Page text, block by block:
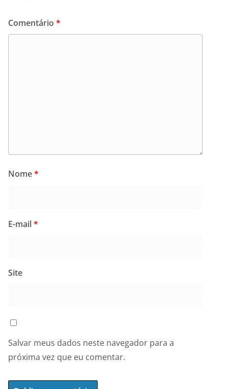
Comentário *
Nome*
E-mail*
Site
Salvar meus dados neste navegador para a
próxima vez que eu comentar.